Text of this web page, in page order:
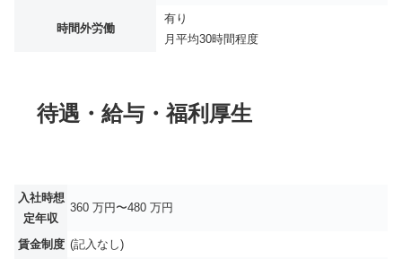
時間外労働
有り
月平均30時間程度
待遇・給与・福利厚生
入社時想
定年収
360 万円〜480 万円
賃金制度 (記入なし)